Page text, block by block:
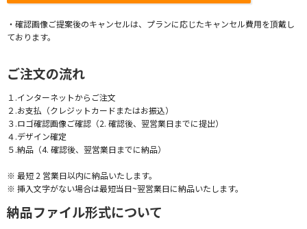
・確認画像ご提案後のキャンセルは、プランに応じたキャンセル費用を頂戴し
ております。
ご注文の流れ
１.インターネットからご注文
２.お支払（クレジットカードまたはお振込）
３.ロゴ確認画像ご確認（2. 確認後、翌営業日までに提出）
４.デザイン確定
５.納品（4. 確認後、翌営業日までに納品）
※ 最短 2 営業日以内に納品いたします。
※ 挿入文字がない場合は最短当日~翌営業日に納品いたします。
納品ファイル形式について